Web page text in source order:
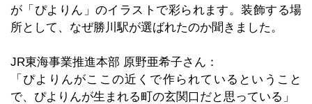
が「ぴよりん」のイラストで彩られます。装飾する場
所として、なぜ勝川駅が選ばれたのか聞きました。
JR東海事業推進本部 原野亜希子さん：
「ぴよりんがここの近くで作られているということ
で、ぴよりんが生まれる町の玄関口だと思っている」